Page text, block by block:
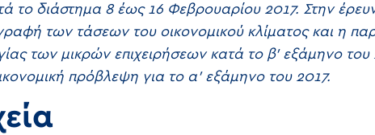
το διάστημα 8 έως 16 Φεβρουαρίου 2017. Στην
των τάσεων του οικονομικού κλίματος και η
των μικρών επιχειρήσεων κατά το β’ εξάμηνο
πρόβλεψη για το α’ εξάμηνο του 2017.